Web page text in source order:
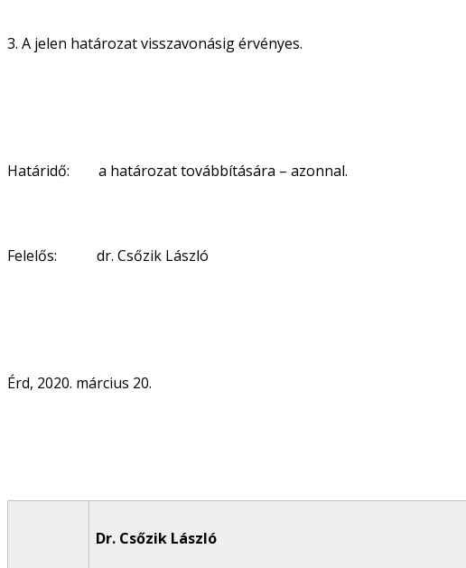
3. A jelen határozat visszavonásig érvényes.
Határidő: a határozat továbbítására – azonnal.
Felelős: dr. Csőzik László
Érd, 2020. március 20.
Dr. Csőzik László